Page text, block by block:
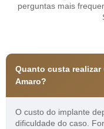
perguntas mais
Quanto custa
Amaro?
O custo do implante
dificuldade do caso.